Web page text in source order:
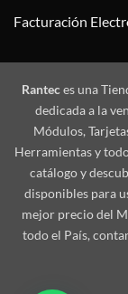
Facturación
Ranteces una
dedicada a la
Módulos,
Herramientas y
catálogo y
disponibles para
mejor precio del
todo el País,